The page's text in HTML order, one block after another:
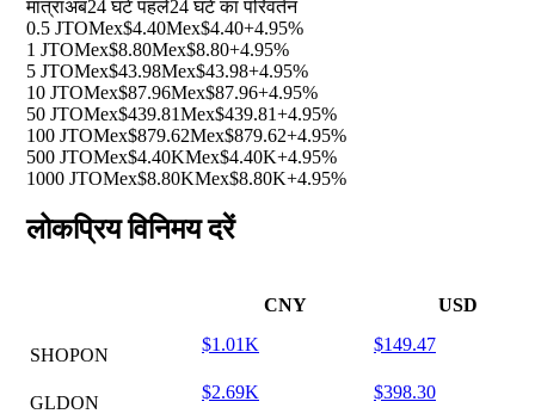
मात्राअब24 घंटे पहले24 घंटे का परिवर्तन
0.5 JTOMex$4.40Mex$4.40+4.95%
1 JTOMex$8.80Mex$8.80+4.95%
5 JTOMex$43.98Mex$43.98+4.95%
10 JTOMex$87.96Mex$87.96+4.95%
50 JTOMex$439.81Mex$439.81+4.95%
100 JTOMex$879.62Mex$879.62+4.95%
500 JTOMex$4.40KMex$4.40K+4.95%
1000 JTOMex$8.80KMex$8.80K+4.95%
लोकप्रिय विनिमय दरें
CNY USD
SHOPON
$1.01K $149.47
GLDON
$2.69K $398.30